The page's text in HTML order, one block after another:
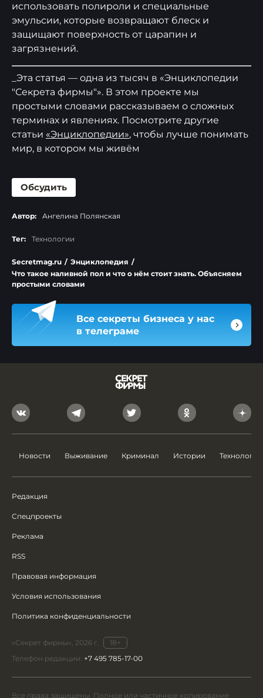
использовать полироли и специальные
эмульсии, которые возвращают блеск и
защищают поверхность от царапин и
загрязнений.
_Эта статья — одна из тысяч в «Энциклопедии
"Секрета фирмы"». В этом проекте мы
простыми словами рассказываем о сложных
терминах и явлениях. Посмотрите другие
статьи «Энциклопедии», чтобы лучше понимать
мир, в котором мы живём
Обсудить
Автор: Ангелина Полянская
Тег: Технологии
Secretmag.ru / Энциклопедия /
Что такое наливной пол и что о нём стоит знать. Объясняем
простыми словами
Все секреты бизнеса у нас
в телеграме
Новости Выживание Криминал Истории Технологии
Редакция
Спецпроекты
Реклама
RSS
Правовая информация
Условия использования
Политика конфиденциальности
«Секрет фирмы», 2026 г.
18+
Телефон редакции: +7 495 785-17-00
Все права защищены. Полное или частичное копирование